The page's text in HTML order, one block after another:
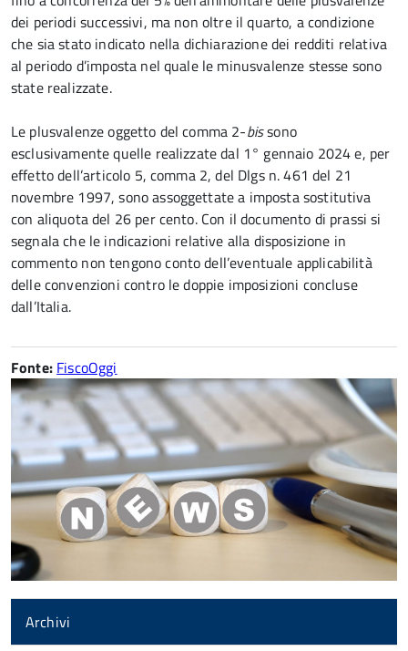
dei periodi successivi, ma non oltre il quarto, a condizione
che sia stato indicato nella dichiarazione dei redditi relativa
al periodo d’imposta nel quale le minusvalenze stesse sono
state realizzate.
Le plusvalenze oggetto del comma 2-bissono
esclusivamente quelle realizzate dal 1° gennaio 2024 e, per
effetto dell’articolo 5, comma 2, del Dlgs n. 461 del 21
novembre 1997, sono assoggettate a imposta sostitutiva
con aliquota del 26 per cento. Con il documento di prassi si
segnala che le indicazioni relative alla disposizione in
commento non tengono conto dell’eventuale applicabilità
delle convenzioni contro le doppie imposizioni concluse
dall’Italia.
Fonte: FiscoOggi
Archivi